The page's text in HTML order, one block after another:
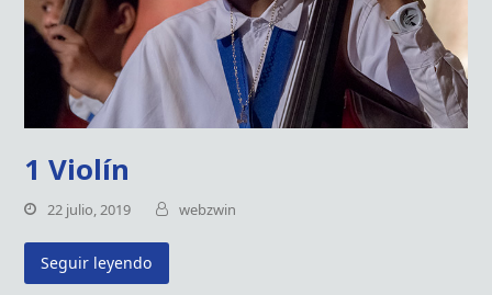
1 Violín
22 julio, 2019 webzwin
Seguir leyendo